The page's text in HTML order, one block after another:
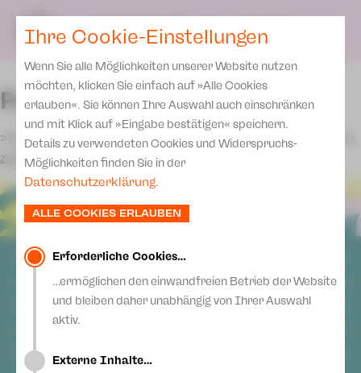
Ihre Cookie-Einstellungen
Wenn Sie alle Möglichkeiten unserer Website nutzen
möchten, klicken Sie einfach auf »Alle Cookies
erlauben«. Sie können Ihre Auswahl auch einschränken
und mit Klick auf »Eingabe bestätigen« speichern.
Details zu verwendeten Cookies und Widerspruchs-
Möglichkeiten finden Sie in der
Datenschutzerklärung.
ALLE COOKIES ERLAUBEN
Erforderliche Cookies…
…ermöglichen den einwandfreien Betrieb der Website
und bleiben daher unabhängig von Ihrer Auswahl
aktiv.
Externe Inhalte…
Spielstätten Zwickau
Kontakte
Fördervereine
Freunde & Förderer
Mitmachen
Theaterspiel
Erklärung Die Vielen
KARTEN & SERVICE
Karten
Preise 2026/ 27
Abonnement 2026 /27
Zusatz-Service
Spenden
Aktuelles
Downloads
Newsletter
Merchandise
Blog
SPIELPLAN DE
Fehler
>Die gewählte Vorstellung konnte nicht gefunden werden.
zurück
ALLGEMEIN
Anonyme Meldung
SOCIAL MEDIA
Youtube
ANSCHRIFT